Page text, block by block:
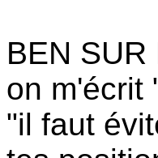
BEN SUR
on m'écrit
"il faut